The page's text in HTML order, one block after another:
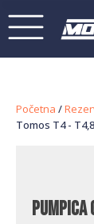
Početna /
Tomos T4 - T4,8
Pumpica